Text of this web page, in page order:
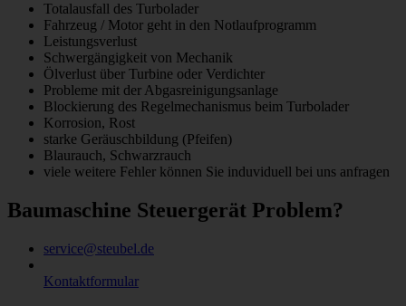
Totalausfall des Turbolader
Fahrzeug / Motor geht in den Notlaufprogramm
Leistungsverlust
Schwergängigkeit von Mechanik
Ölverlust über Turbine oder Verdichter
Probleme mit der Abgasreinigungsanlage
Blockierung des Regelmechanismus beim Turbolader
Korrosion, Rost
starke Geräuschbildung (Pfeifen)
Blaurauch, Schwarzrauch
viele weitere Fehler können Sie induviduell bei uns anfragen
Baumaschine Steuergerät Problem?
service@steubel.de
Kontaktformular